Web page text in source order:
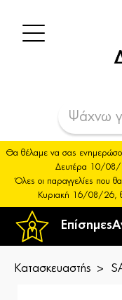
Επίσημες
Θα θέλαμε να σας
Δευτέρα 10/
Όλες οι παραγγελίες που
Κυριακή 16/08/26,
Κατασκευαστής